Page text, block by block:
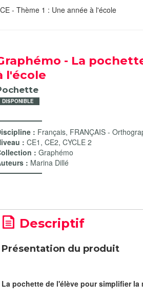
- Thème 1 : Une année à l'école
- La
l'école
DISPONIBLE
: Français, FRANÇAIS -
: CE1 , CE2, CYCLE 2
: Graphémo
: Marina Dillé
Descriptif
Présentation du produit
La pochette de l'élève pour simplifier